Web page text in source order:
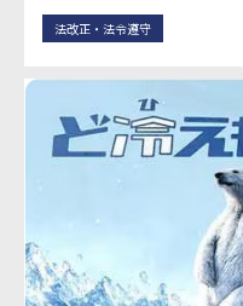
法改正・法令遵守